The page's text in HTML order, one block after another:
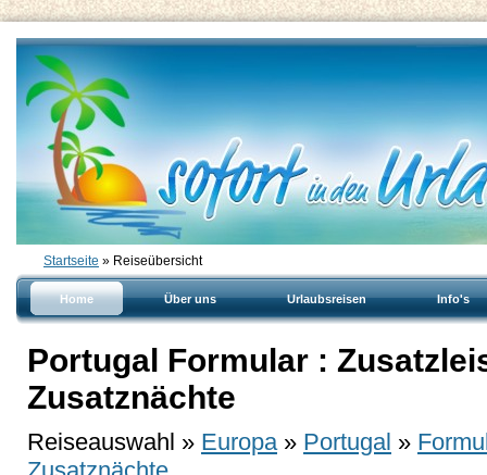
Startseite » Reiseübersicht
Home Über uns Urlaubsreisen Info's
Portugal Formular :
Zusatznächte
Reiseauswahl » Europa » Portugal »